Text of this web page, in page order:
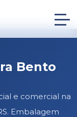
Bento
e comercial na
Embalagem